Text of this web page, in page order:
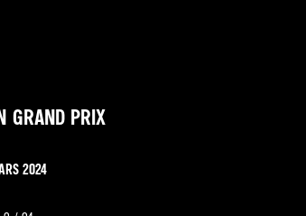
GRAND PRIX
2024